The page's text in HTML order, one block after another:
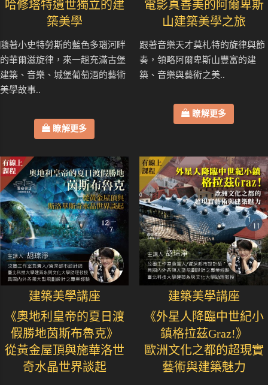
哈修塔特遺世獨立的建
築美學
隨著小史特勞斯的藍色多瑙河畔
的華爾滋旋律，來一趟充滿古堡
建築、音樂、城堡葡萄酒的藝術
美學故事..
瞭解更多
電影真善美的阿爾卑斯
山建築美學之旅
跟著音樂天才莫札特的旋律與節
奏，領略阿爾卑斯山豐富的建
築、音樂與藝術之美..
瞭解更多
建築美學講座
《奧地利皇帝的夏日渡
假勝地茵斯布魯克》
從黃金屋頂與施華洛世
奇水晶世界談起
建築美學講座
《外星人降臨中世紀小
鎮格拉茲Graz!》
歐洲文化之都的超現實
藝術與建築魅力